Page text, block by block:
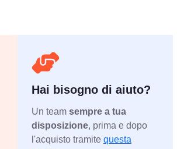
Hai bisogno di aiuto?
Un team sempre a tua
disposizione, prima e dopo
l'acquisto tramite questa